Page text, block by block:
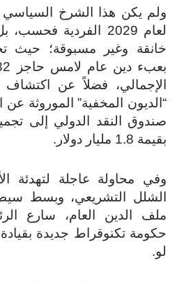
يكن هذا الشرخ السياسي
لعام 2029 الفردية فحسب،
وغير مسبوقة؛ حيث تجد
المخفية” الموروثة عن
النقد الدولي إلى تجميد
مليار دولار.
محاولة عاجلة لتهدئة
التشريعي، وبسط سيطرة
الدين العام، سارع
تكنوقراط جديدة بقيادة